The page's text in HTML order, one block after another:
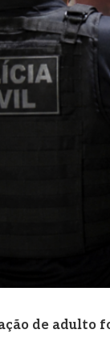
de adulto